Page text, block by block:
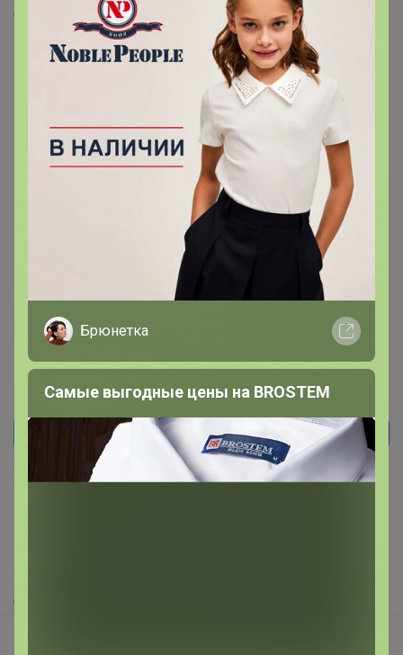
Скопировать ссылку
1
Реклама
Доставка
Брюнетка
Самые выгодные цены на BROSTEM